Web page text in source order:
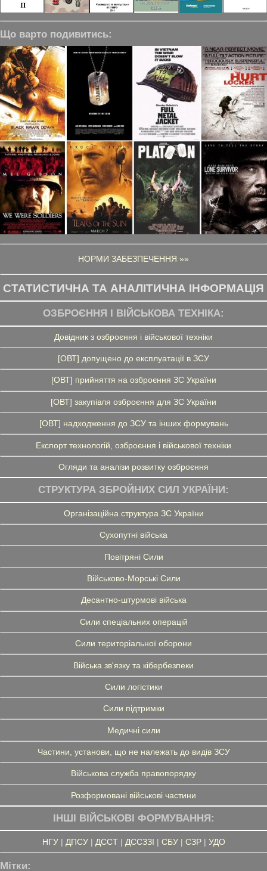
Що варто подивитись:
НОРМИ ЗАБЕЗПЕЧЕННЯ »»
СТАТИСТИЧНА ТА АНАЛІТИЧНА ІНФОРМАЦІЯ
ОЗБРОЄННЯ І ВІЙСЬКОВА ТЕХНІКА:
Довідник з озброєння і військової техніки
[ОВТ] допущено до експлуатації в ЗСУ
[ОВТ] прийняття на озброєння ЗС України
[ОВТ] закупівля озброєння для ЗС України
[ОВТ] надходження до ЗСУ та інших формувань
Експорт технологій, озброєння і військової техніки
Огляди та аналізи розвитку озброєння
СТРУКТУРА ЗБРОЙНИХ СИЛ УКРАЇНИ:
Організаційна структура ЗС України
Сухопутні війська
Повітряні Сили
Військово-Морські Сили
Десантно-штурмові війська
Сили спеціальних операцій
Сили територіальної оборони
Війська зв'язку та кібербезпеки
Сили логістики
Сили підтримки
Медичні сили
Частини, установи, що не належать до видів ЗСУ
Військова служба правопорядку
Розформовані військові частини
ІНШІ ВІЙСЬКОВІ ФОРМУВАННЯ:
НГУ| ДПСУ| ДССТ| ДССЗЗІ | СБУ| СЗР| УДО
Мітки: